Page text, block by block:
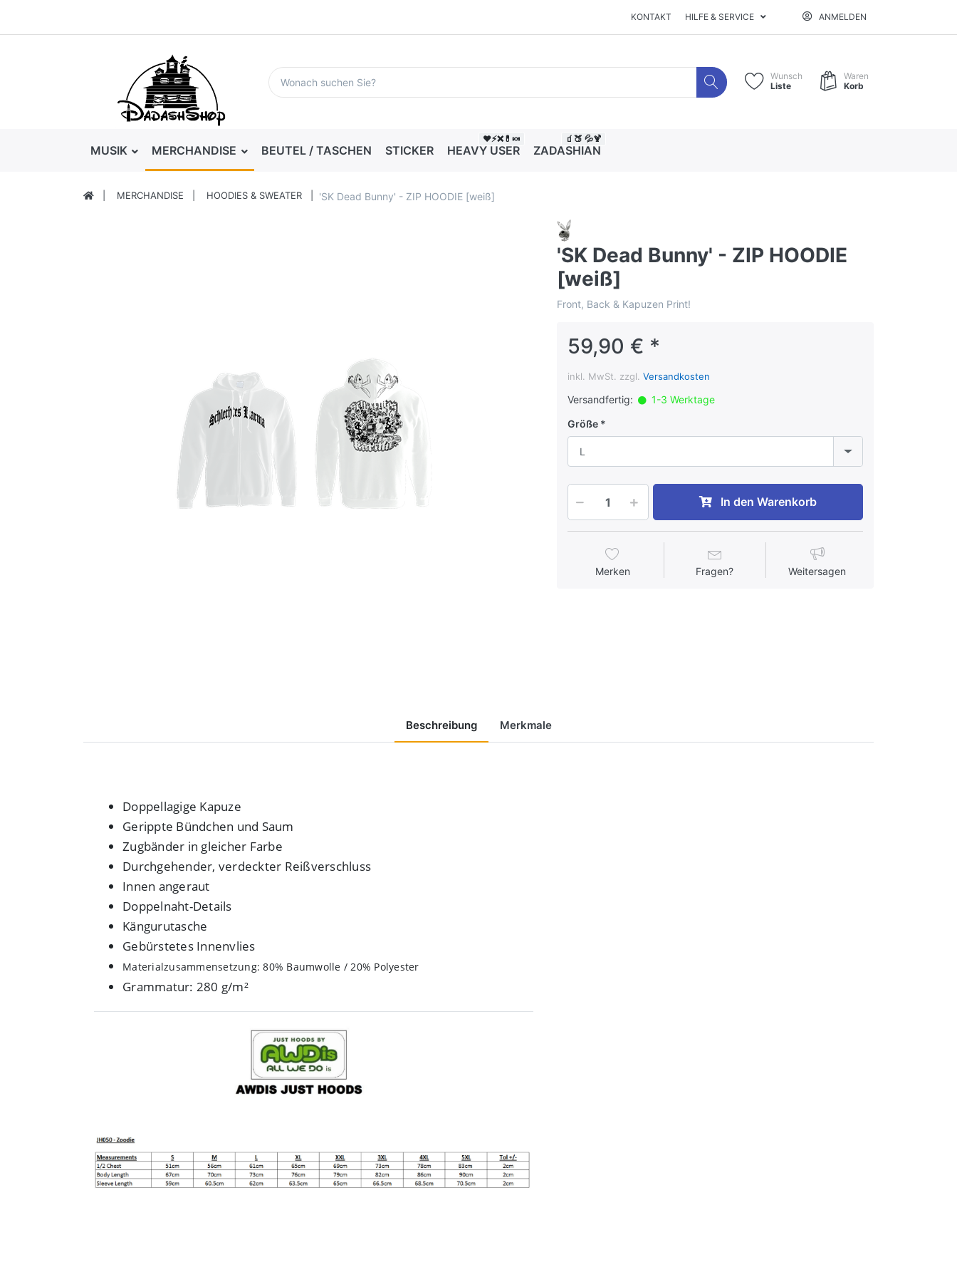
KONTAKT HILFE & SERVICE ANMELDEN
Wunsch
Liste
Waren
Korb
MUSIK MERCHANDISE BEUTEL / TASCHEN STICKER HEAVY USER
❤️⚡❌💊🍬
ZADASHIAN
🧃🍑 💦🍹
MERCHANDISE HOODIES & SWEATER 'SK Dead Bunny' - ZIP HOODIE [weiß]
'SK Dead Bunny' - ZIP HOODIE
[weiß]
Front, Back & Kapuzen Print!
59,90 € *
inkl. MwSt. zzgl. Versandkosten
Versandfertig:
1-3 Werktage
Größe
L
In den Warenkorb
Merken Fragen? Weitersagen
Beschreibung Merkmale
Doppellagige Kapuze
Gerippte Bündchen und Saum
Zugbänder in gleicher Farbe
Durchgehender, verdeckter Reißverschluss
Innen angeraut
Doppelnaht-Details
Kängurutasche
Gebürstetes Innenvlies
Materialzusammensetzung: 80% Baumwolle / 20% Polyester
Grammatur: 280 g/m²